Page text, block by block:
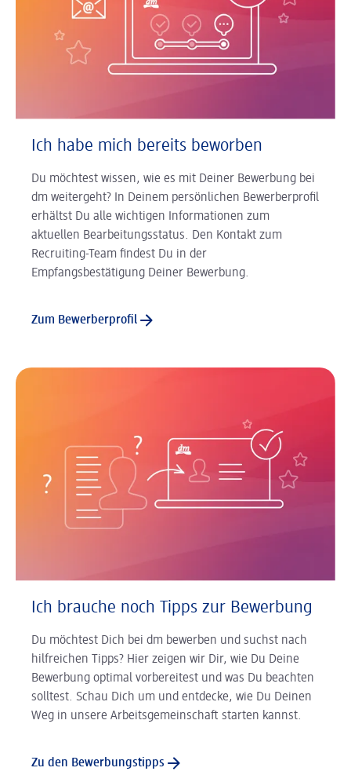
Ich habe mich bereits beworben
Du möchtest wissen, wie es mit Deiner Bewerbung bei
dm weitergeht? In Deinem persönlichen Bewerberprofil
erhältst Du alle wichtigen Informationen zum
aktuellen Bearbeitungsstatus. Den Kontakt zum
Recruiting-Team findest Du in der
Empfangsbestätigung Deiner Bewerbung.
Zum Bewerberprofil
Ich brauche noch Tipps zur Bewerbung
Du möchtest Dich bei dm bewerben und suchst nach
hilfreichen Tipps? Hier zeigen wir Dir, wie Du Deine
Bewerbung optimal vorbereitest und was Du beachten
solltest. Schau Dich um und entdecke, wie Du Deinen
Weg in unsere Arbeitsgemeinschaft starten kannst.
Zu den Bewerbungstipps